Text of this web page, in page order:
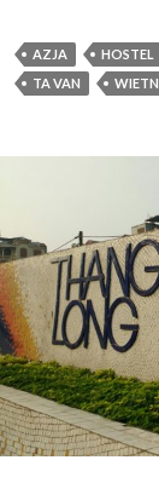
AZJA HOSTEL
TA VAN